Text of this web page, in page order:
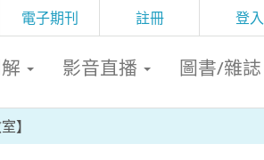
註冊 登入
電子期刊
影音直播 圖書/雜誌
】